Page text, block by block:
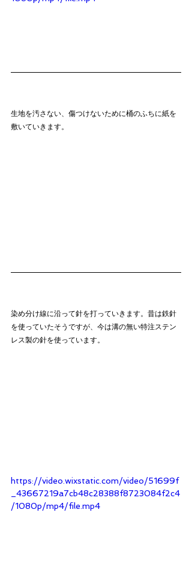
生地を汚さない、傷つけないために桶のふちに紙を
敷いていきます。
染め分け線に沿って針を打っていきます。昔は鉄針
を使っていたそうですが、今は溝の無い特注ステン
レス製の針を使っています。
https://video.wixstatic.com/video/51699f
_43667219a7cb48c28388f8723084f2c4
/1080p/mp4/file.mp4